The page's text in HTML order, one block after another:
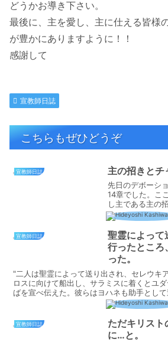
どうかお導き下さい。
最後に、主を愛し、主に仕える皆様
が豊かにありますように！！
感謝して
宣教師日誌
こちらもぜひどうぞ
宣教師日誌 主の招きとチ
先日のデボーシ
14章でした。こ
し主である主の
へのチャレンジ
節「安息日のこ
ている人がいた
法の専門家たち
宣教師日誌
聖霊によっ
行ったところ
った。
"二人は聖霊によって送り出され、セレウキ
ロスに向けて船出し、サラミスに着くとユ
ばを宣べ伝えた。彼らはヨハネも助手とし
回してパポスまで行ったところ、ある魔術
宣教師日誌
ただキリスト
に…と。